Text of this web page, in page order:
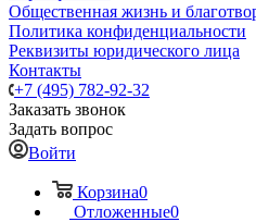
Общественная жизнь и
Политика конфиденциальности
Реквизиты юридического лица
Контакты
+7 (495) 782-92-32
Заказать звонок
Задать вопрос
Войти
Корзина0
Отложенные0